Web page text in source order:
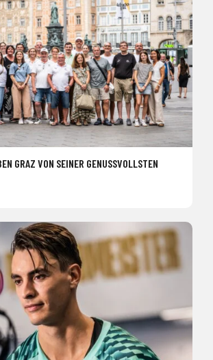
GRAZ VON SEINER GENUSSVOLLSTEN